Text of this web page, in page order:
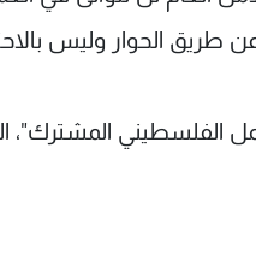
الحوار وليس
الفلسطيني المشترك"،